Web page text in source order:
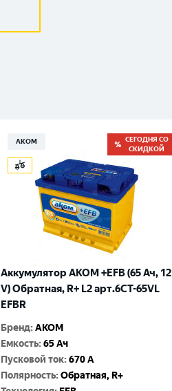
АКОМ
СЕГОДНЯ СО
СКИДКОЙ
Аккумулятор AKOM +EFB (65 Ач, 12
V) Обратная, R+ L2 арт.6CT-65VL
EFBR
Бренд:АКОМ
Емкость:65 Ач
Пусковой ток:670 A
Полярность:Обратная, R+
Москва